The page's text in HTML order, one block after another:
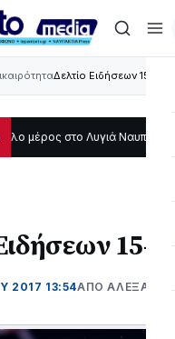
Δελτίο Ειδήσεων 15-06-
στο Λυγιά Ναυπάκτου12:08
15-
2017 13:54ΑΠΌ